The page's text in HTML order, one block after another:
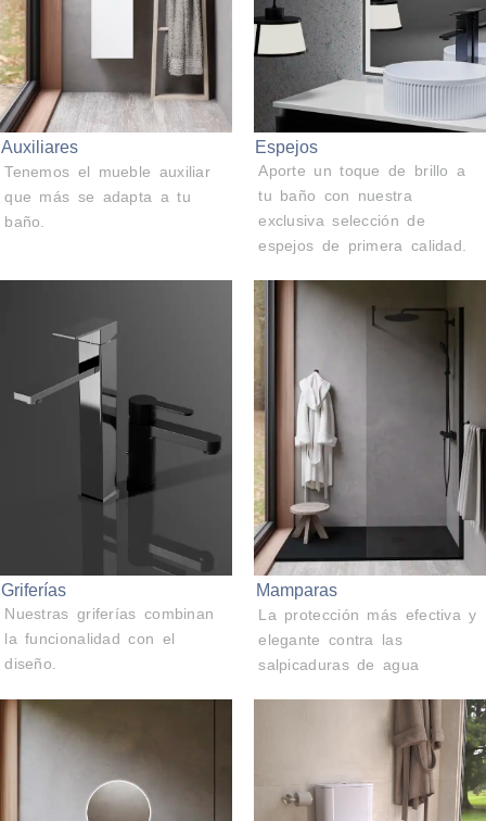
Auxiliares
Tenemos el mueble auxiliar
que más se adapta a tu
baño.
Espejos
Aporte un toque de brillo a
tu baño con nuestra
exclusiva selección de
espejos de primera calidad.
Griferías
Nuestras griferías combinan
la funcionalidad con el
diseño.
Mamparas
La protección más efectiva y
elegante contra las
salpicaduras de agua